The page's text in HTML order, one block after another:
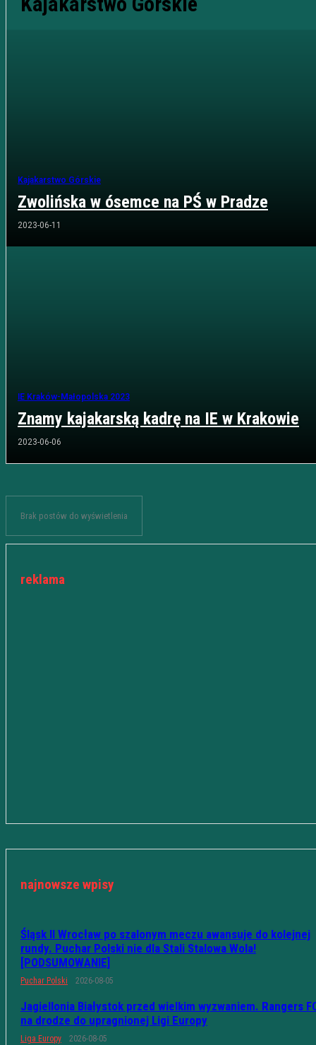
Kajakarstwo Górskie
Zwolińska w ósemce na PŚ w Pradze
2023-06-11
IE Kraków-Małopolska 2023
Znamy kajakarską kadrę na IE w Krakowie
2023-06-06
Brak postów do wyświetlenia
reklama
najnowsze wpisy
Śląsk II Wrocław po szalonym meczu awansuje do kolejnej
rundy. Puchar Polski nie dla Stali Stalowa Wola!
[PODSUMOWANIE]
Puchar Polski 2026-08-05
Jagiellonia Białystok przed wielkim wyzwaniem. Rangers
na drodze do upragnionej Ligi Europy
Liga Europy 2026-08-05